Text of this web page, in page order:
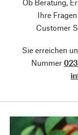
Ob Beratung,
Ihre
Customer
Sie erreichen
Nummer